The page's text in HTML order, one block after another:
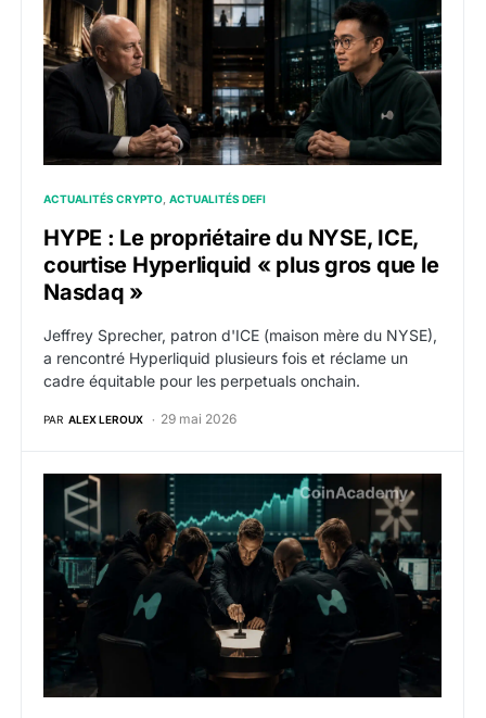
ACTUALITÉS CRYPTO ACTUALITÉS DEFI
HYPE : Le propriétaire du NYSE, ICE,
courtise Hyperliquid « plus gros que le
Nasdaq »
Jeffrey Sprecher, patron d'ICE (maison mère du NYSE),
a rencontré Hyperliquid plusieurs fois et réclame un
cadre équitable pour les perpetuals onchain.
PAR ALEX LEROUX 29 mai 2026
HYPE : Hyperliquid lance les marchés prédictifs